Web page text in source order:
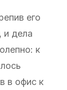
его
и дела
к
в офис к